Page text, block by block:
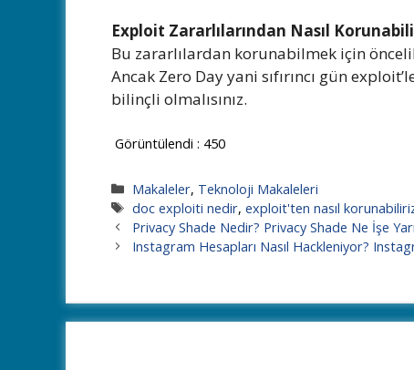
Exploit Zararlılarından Nasıl
Bu zararlılardan korunabilmek için
Ancak Zero Day yani sıfırıncı gün
bilinçli olmalısınız.
Görüntülendi : 450
Kategoriler
Makaleler, Teknoloji Makaleleri
Etiketler
doc exploiti nedir,exploit'ten nasıl
Privacy Shade Nedir? Privacy Shade Ne İşe
Instagram Hesapları Nasıl Hackleniyor?